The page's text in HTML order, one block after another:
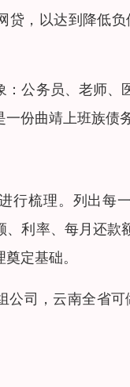
贷，以达到降低
：公务员、老师
份曲靖上班族债
行梳理。列出每
、利率、每月还
定基础。
公司，云南全省